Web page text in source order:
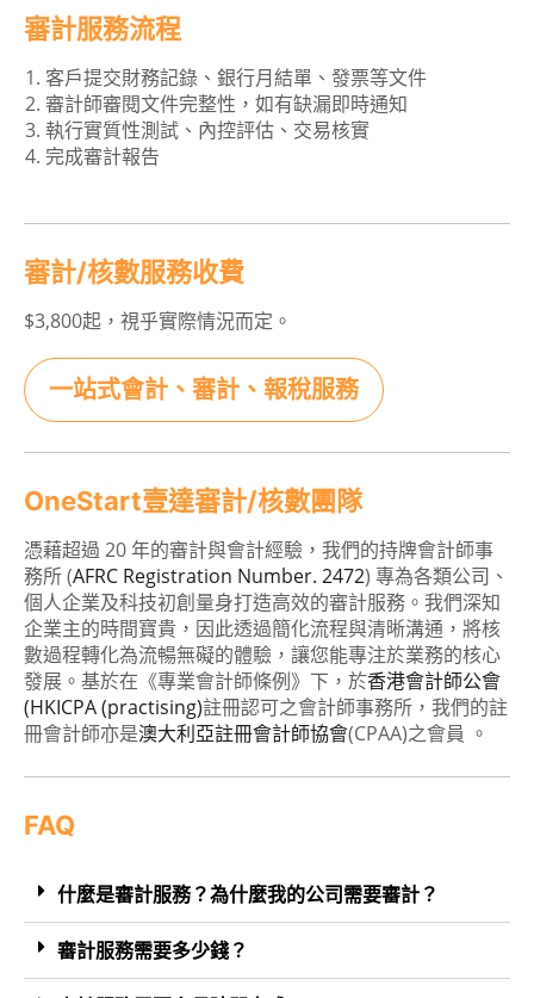
審計服務流程
客戶提交財務記錄、銀行月結單、發票等文件
審計師審閱文件完整性，如有缺漏即時通知
執行實質性測試、內控評估、交易核實
完成審計報告
審計/核數服務收費
$3,800起，視乎實際情況而定。
一站式會計、審計、報稅服務
OneStart壹達審計/核數團隊
憑藉超過 20 年的審計與會計經驗，我們的持牌會計師事
務所 (AFRC Registration Number. 2472) 專為各類公司、
個人企業及科技初創量身打造高效的審計服務。我們深知
企業主的時間寶貴，因此透過簡化流程與清晰溝通，將核
數過程轉化為流暢無礙的體驗，讓您能專注於業務的核心
發展。基於在《專業會計師條例》下，於香港會計師公會
(HKICPA (practising)註冊認可之會計師事務所，我們的註
冊會計師亦是澳大利亞註冊會計師協會(CPAA)之會員 。
FAQ
什麼是審計服務？為什麼我的公司需要審計？
審計服務需要多少錢？